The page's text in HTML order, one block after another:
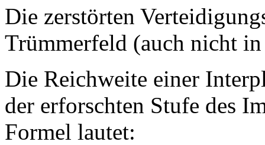
Die zerstörten
Trümmerfeld (auch nicht
Die Reichweite einer
der erforschten Stufe des
Formel lautet: